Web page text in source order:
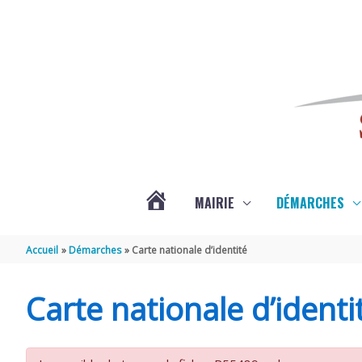
MAIRIE DÉMARCHES
Accueil Démarches Carte nationale d’identité
Carte nationale